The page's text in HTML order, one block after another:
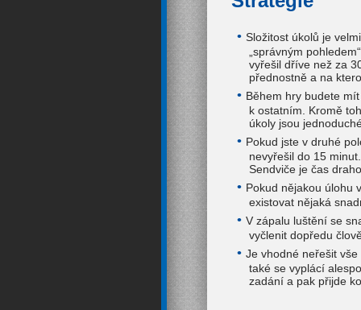
Složitost úkolů je
„správným
vyřešil dříve než za
přednostně a na
Během hry budete
k ostatním. Kromě
úkoly jsou
Pokud jste v druhé
nevyřešil do 15
Sendviče je čas
Pokud nějakou úlohu
existovat nějaká
V zápalu luštění se
vyčlenit dopředu
Je vhodné neřešit
také se vyplácí
zadání a pak přijde